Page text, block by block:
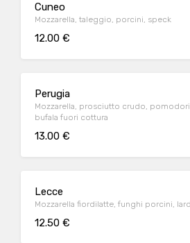
Cuneo
Mozzarella, taleggio, porcini, speck
12.00 €
Perugia
Mozzarella, prosciutto crudo,
bufala fuori cottura
13.00 €
Lecce
Mozzarella fiordilatte, funghi porcini,
12.50 €